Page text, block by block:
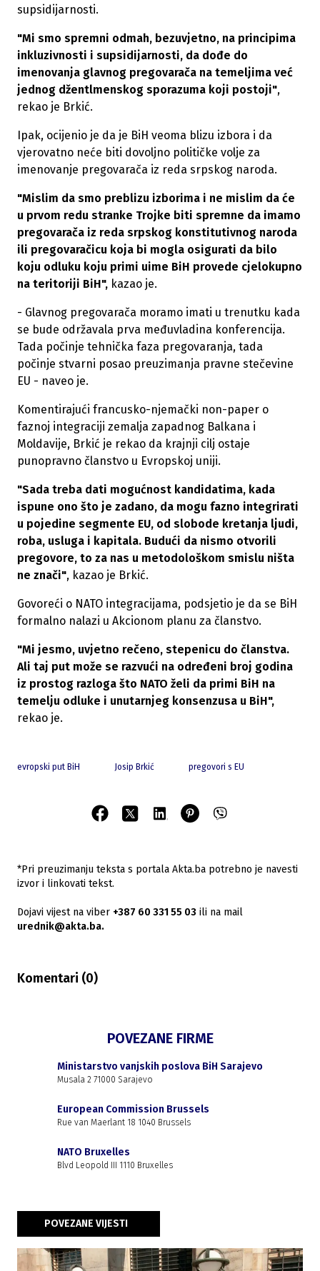
supsidijarnosti.
"Mi smo spremni odmah, bezuvjetno, na principima
inkluzivnosti i supsidijarnosti, da dođe do
imenovanja glavnog pregovarača na temeljima već
jednog džentlmenskog sporazuma koji postoji",
rekao je Brkić.
Ipak, ocijenio je da je BiH veoma blizu izbora i da
vjerovatno neće biti dovoljno političke volje za
imenovanje pregovarača iz reda srpskog naroda.
"Mislim da smo preblizu izborima i ne mislim da će
u prvom redu stranke Trojke biti spremne da imamo
pregovarača iz reda srpskog konstitutivnog naroda
ili pregovaračicu koja bi mogla osigurati da bilo
koju odluku koju primi uime BiH provede cjelokupno
na teritoriji BiH", kazao je.
- Glavnog pregovarača moramo imati u trenutku kada
se bude održavala prva međuvladina konferencija.
Tada počinje tehnička faza pregovaranja, tada
počinje stvarni posao preuzimanja pravne stečevine
EU - naveo je.
Komentirajući francusko-njemački non-paper o
faznoj integraciji zemalja zapadnog Balkana i
Moldavije, Brkić je rekao da krajnji cilj ostaje
punopravno članstvo u Evropskoj uniji.
"Sada treba dati mogućnost kandidatima, kada
ispune ono što je zadano, da mogu fazno integrirati
u pojedine segmente EU, od slobode kretanja ljudi,
roba, usluga i kapitala. Budući da nismo otvorili
pregovore, to za nas u metodološkom smislu ništa
ne znači", kazao je Brkić.
Govoreći o NATO integracijama, podsjetio je da se BiH
formalno nalazi u Akcionom planu za članstvo.
"Mi jesmo, uvjetno rečeno, stepenicu do članstva.
Ali taj put može se razvući na određeni broj godina
iz prostog razloga što NATO želi da primi BiH na
temelju odluke i unutarnjeg konsenzusa u BiH",
rekao je.
evropski put BiH Josip Brkić pregovori s EU
*Pri preuzimanju teksta s portala Akta.ba potrebno je navesti
izvor i linkovati tekst.
Dojavi vijest na viber +387 60 331 55 03 ili na mail
urednik@akta.ba.
Komentari (0)
POVEZANE FIRME
Ministarstvo vanjskih poslova BiH Sarajevo
Musala 2 71000 Sarajevo
European Commission Brussels
Rue van Maerlant 18 1040 Brussels
NATO Bruxelles
Blvd Leopold III 1110 Bruxelles
POVEZANE VIJESTI